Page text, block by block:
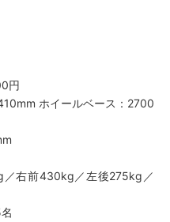
円
ホイールベース：2700
右前430kg／左後275kg／